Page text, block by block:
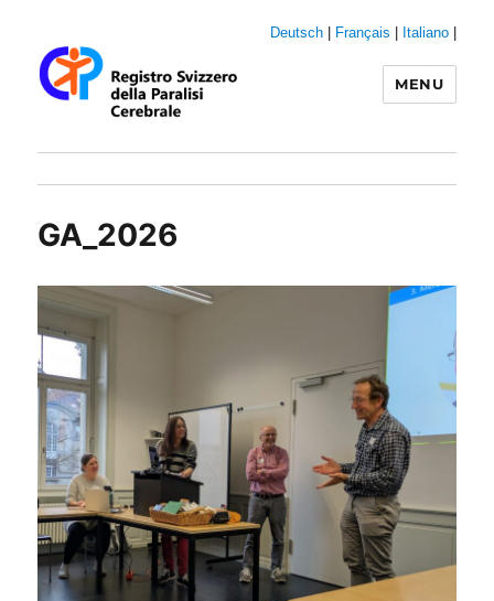
Deutsch| Français Italiano|
Swiss-CP-Reg
MENU
GA_2026